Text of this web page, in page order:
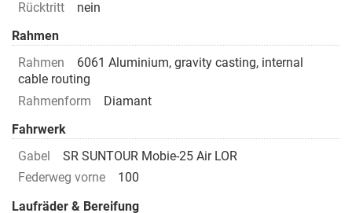
Rücktritt
nein
Rahmen
Rahmen
6061 Aluminium, gravity casting, internal
cable routing
Rahmenform
Diamant
Fahrwerk
Gabel
SR SUNTOUR Mobie-25 Air LOR
Federweg vorne
100
Laufräder & Bereifung